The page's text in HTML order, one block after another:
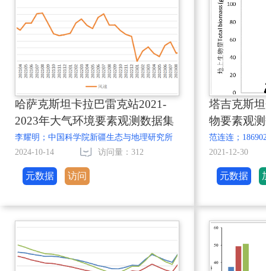
哈萨克斯坦卡拉巴雷克站2021-
2023年大气环境要素观测数据集
李耀明；中国科学院新疆生态与地理研究所
2024-10-14
访问量：312
元数据 访问
塔吉克斯
物要素观
2021-12-30
元数据